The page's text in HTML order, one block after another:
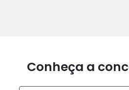
Conheça a